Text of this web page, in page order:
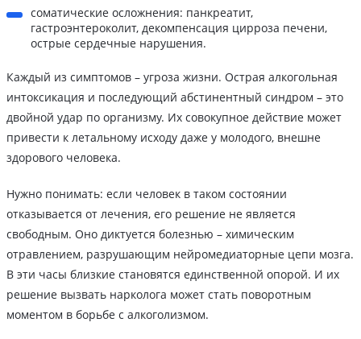
соматические осложнения: панкреатит,
гастроэнтероколит, декомпенсация цирроза печени,
острые сердечные нарушения.
Каждый из симптомов – угроза жизни. Острая алкогольная
интоксикация и последующий абстинентный синдром – это
двойной удар по организму. Их совокупное действие может
привести к летальному исходу даже у молодого, внешне
здорового человека.
Нужно понимать: если человек в таком состоянии
отказывается от лечения, его решение не является
свободным. Оно диктуется болезнью – химическим
отравлением, разрушающим нейромедиаторные цепи мозга.
В эти часы близкие становятся единственной опорой. И их
решение вызвать нарколога может стать поворотным
моментом в борьбе с алкоголизмом.